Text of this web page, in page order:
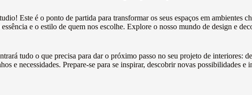
Este é o ponto de partida para transformar os seus espaços em ambientes
e o estilo de quem nos escolhe.Explore o nosso mundo de design e
tudo o que precisa para dar o próximo passo no seu projeto de interiores:
e necessidades. Prepare-se para se inspirar, descobrir novas possibilidades e